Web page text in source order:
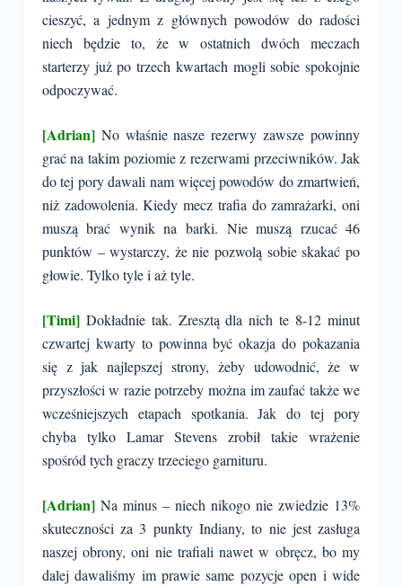
cieszyć, a jednym z głównych powodów do radości
niech będzie to, że w ostatnich dwóch meczach
starterzy już po trzech kwartach mogli sobie spokojnie
odpoczywać.
[Adrian]No właśnie nasze rezerwy zawsze powinny
grać na takim poziomie z rezerwami przeciwników. Jak
do tej pory dawali nam więcej powodów do zmartwień,
niż zadowolenia. Kiedy mecz trafia do zamrażarki, oni
muszą brać wynik na barki. Nie muszą rzucać 46
punktów – wystarczy, że nie pozwolą sobie skakać po
głowie. Tylko tyle i aż tyle.
[Timi] Dokładnie tak. Zresztą dla nich te 8-12 minut
czwartej kwarty to powinna być okazja do pokazania
się z jak najlepszej strony, żeby udowodnić, że w
przyszłości w razie potrzeby można im zaufać także we
wcześniejszych etapach spotkania. Jak do tej pory
chyba tylko Lamar Stevens zrobił takie wrażenie
spośród tych graczy trzeciego garnituru.
[Adrian] Na minus – niech nikogo nie zwiedzie 13%
skuteczności za 3 punkty Indiany, to nie jest zasługa
naszej obrony, oni nie trafiali nawet w obręcz, bo my
dalej dawaliśmy im prawie same pozycje open i wide